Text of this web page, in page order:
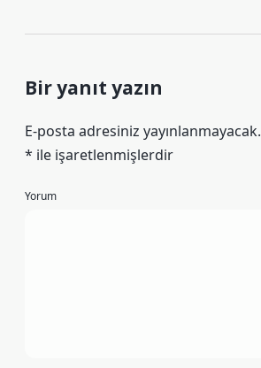
Bir yanıt yazın
E-posta adresiniz yayınlanmayacak.
* ile işaretlenmişlerdir
Yorum